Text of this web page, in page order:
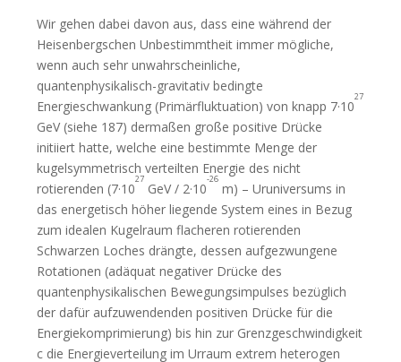
Wir gehen dabei davon aus, dass eine während der
Heisenbergschen Unbestimmtheit immer mögliche,
wenn auch sehr unwahrscheinliche,
quantenphysikalisch-gravitativ bedingte
Energieschwankung (Primärfluktuation) von knapp 7·10
27
GeV (siehe 187) dermaßen große positive Drücke
initiiert hatte, welche eine bestimmte Menge der
kugelsymmetrisch verteilten Energie des nicht
rotierenden (7·10
27
GeV / 2·10
-26
m) – Uruniversums in
das energetisch höher liegende System eines in Bezug
zum idealen Kugelraum flacheren rotierenden
Schwarzen Loches drängte, dessen aufgezwungene
Rotationen (adäquat negativer Drücke des
quantenphysikalischen Bewegungsimpulses bezüglich
der dafür aufzuwendenden positiven Drücke für die
Energiekomprimierung) bis hin zur Grenzgeschwindigkeit
c die Energieverteilung im Urraum extrem heterogen